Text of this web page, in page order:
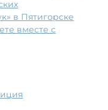
в Пятигорске
вместе с